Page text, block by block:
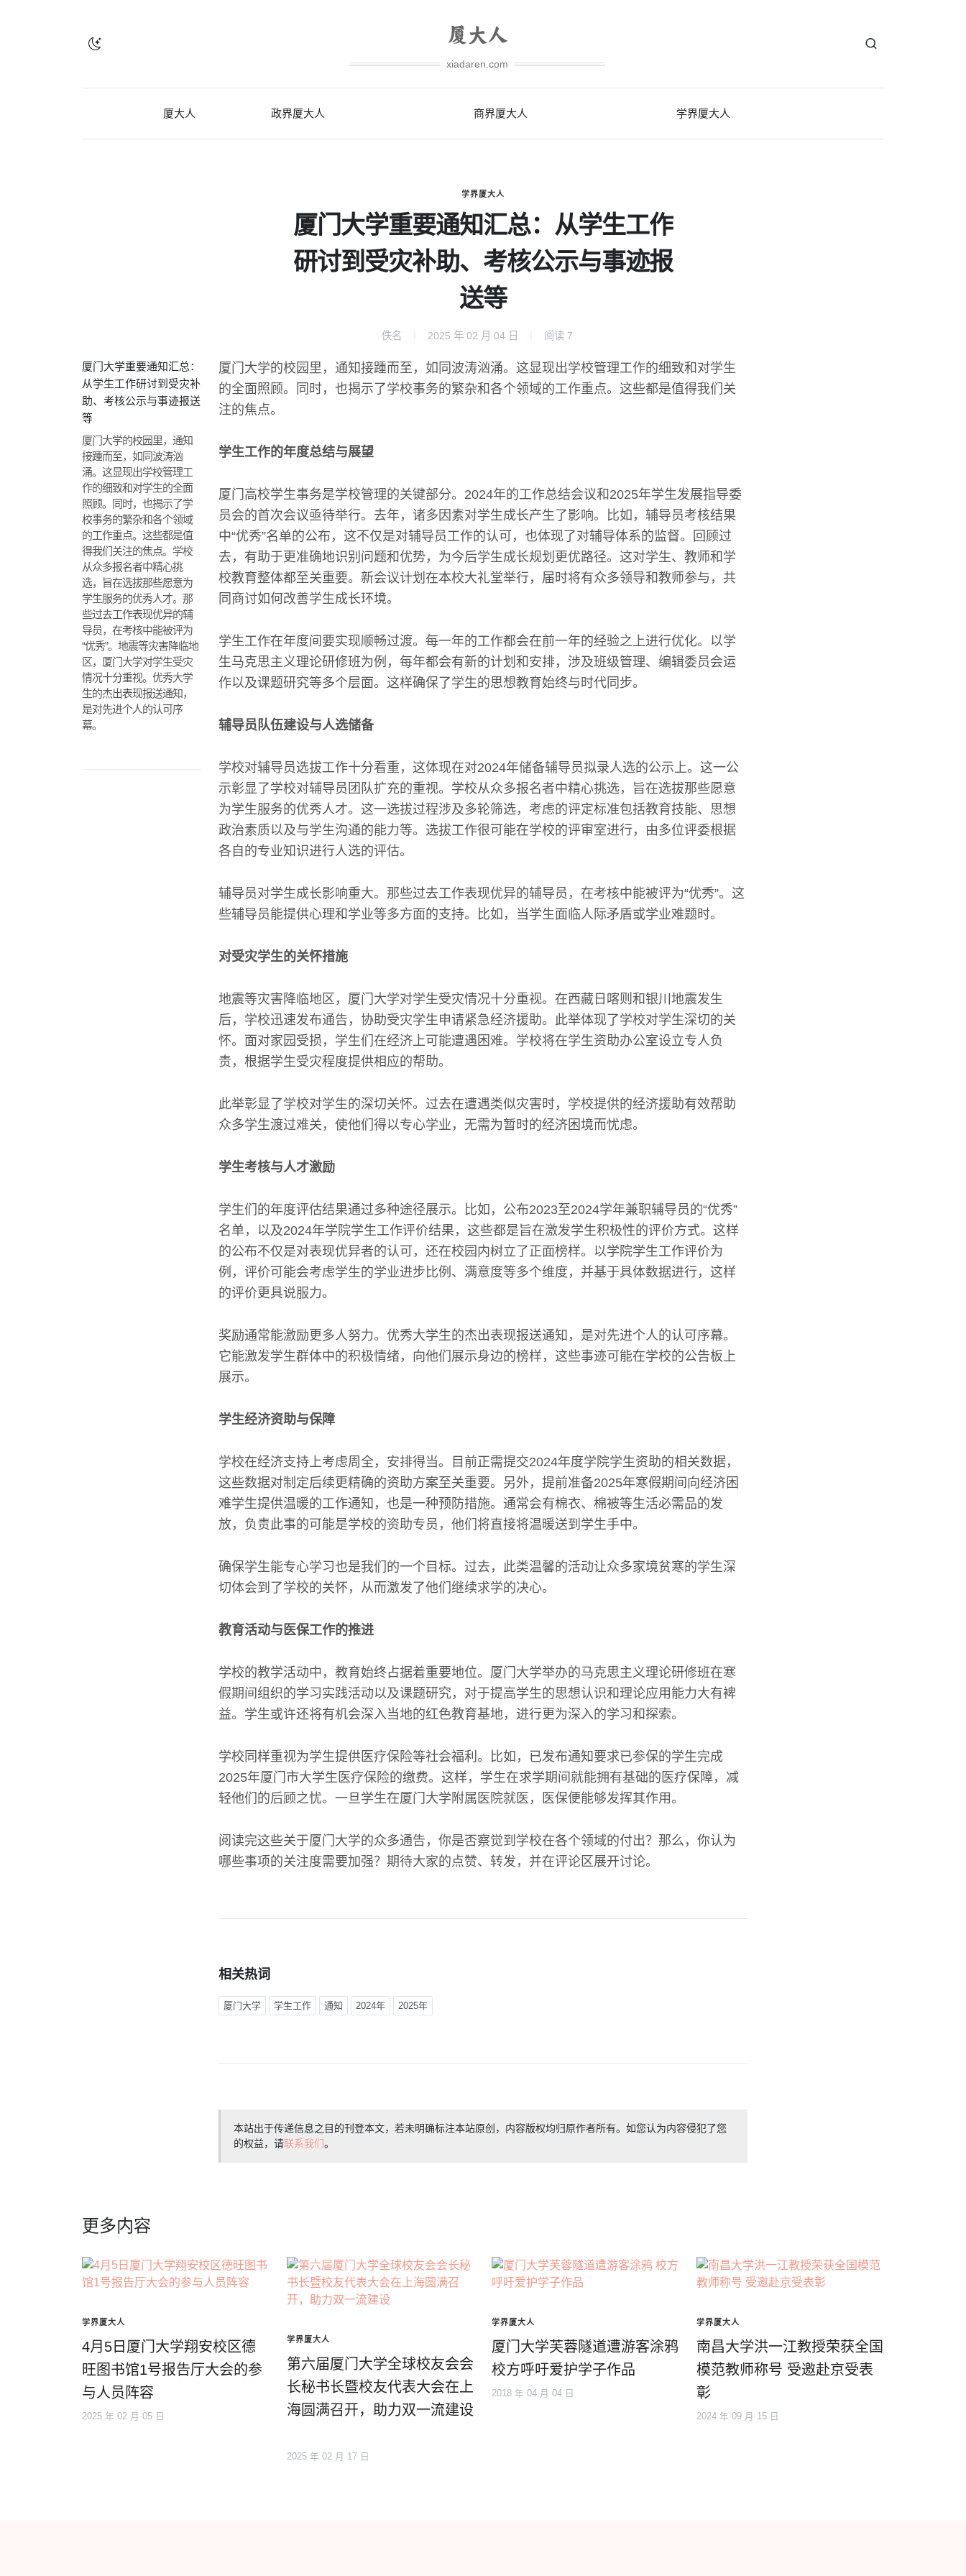
xiadaren.com
厦大人 政界厦大人 商界厦大人 学界厦大人
学界厦大人
厦门大学重要通知汇总：从学生工作
研讨到受灾补助、考核公示与事迹报
送等
佚名 2025 年 02 月 04 日 阅读 7
厦门大学重要通知汇总：
从学生工作研讨到受灾补
助、考核公示与事迹报送
等
厦门大学的校园里，通知
接踵而至，如同波涛汹
涌。这显现出学校管理工
作的细致和对学生的全面
照顾。同时，也揭示了学
校事务的繁杂和各个领域
的工作重点。这些都是值
得我们关注的焦点。学校
从众多报名者中精心挑
选，旨在选拔那些愿意为
学生服务的优秀人才。那
些过去工作表现优异的辅
导员，在考核中能被评为
“优秀”。地震等灾害降临地
区，厦门大学对学生受灾
情况十分重视。优秀大学
生的杰出表现报送通知，
是对先进个人的认可序
幕。
厦门大学的校园里，通知接踵而至，如同波涛汹涌。这显现出学校管理工作的细致和对学生
的全面照顾。同时，也揭示了学校事务的繁杂和各个领域的工作重点。这些都是值得我们关
注的焦点。
学生工作的年度总结与展望
厦门高校学生事务是学校管理的关键部分。2024年的工作总结会议和2025年学生发展指导委
员会的首次会议亟待举行。去年，诸多因素对学生成长产生了影响。比如，辅导员考核结果
中“优秀”名单的公布，这不仅是对辅导员工作的认可，也体现了对辅导体系的监督。回顾过
去，有助于更准确地识别问题和优势，为今后学生成长规划更优路径。这对学生、教师和学
校教育整体都至关重要。新会议计划在本校大礼堂举行，届时将有众多领导和教师参与，共
同商讨如何改善学生成长环境。
学生工作在年度间要实现顺畅过渡。每一年的工作都会在前一年的经验之上进行优化。以学
生马克思主义理论研修班为例，每年都会有新的计划和安排，涉及班级管理、编辑委员会运
作以及课题研究等多个层面。这样确保了学生的思想教育始终与时代同步。
辅导员队伍建设与人选储备
学校对辅导员选拔工作十分看重，这体现在对2024年储备辅导员拟录人选的公示上。这一公
示彰显了学校对辅导员团队扩充的重视。学校从众多报名者中精心挑选，旨在选拔那些愿意
为学生服务的优秀人才。这一选拔过程涉及多轮筛选，考虑的评定标准包括教育技能、思想
政治素质以及与学生沟通的能力等。选拔工作很可能在学校的评审室进行，由多位评委根据
各自的专业知识进行人选的评估。
辅导员对学生成长影响重大。那些过去工作表现优异的辅导员，在考核中能被评为“优秀”。这
些辅导员能提供心理和学业等多方面的支持。比如，当学生面临人际矛盾或学业难题时。
对受灾学生的关怀措施
地震等灾害降临地区，厦门大学对学生受灾情况十分重视。在西藏日喀则和银川地震发生
后，学校迅速发布通告，协助受灾学生申请紧急经济援助。此举体现了学校对学生深切的关
怀。面对家园受损，学生们在经济上可能遭遇困难。学校将在学生资助办公室设立专人负
责，根据学生受灾程度提供相应的帮助。
此举彰显了学校对学生的深切关怀。过去在遭遇类似灾害时，学校提供的经济援助有效帮助
众多学生渡过难关，使他们得以专心学业，无需为暂时的经济困境而忧虑。
学生考核与人才激励
学生们的年度评估结果通过多种途径展示。比如，公布2023至2024学年兼职辅导员的“优秀”
名单，以及2024年学院学生工作评价结果，这些都是旨在激发学生积极性的评价方式。这样
的公布不仅是对表现优异者的认可，还在校园内树立了正面榜样。以学院学生工作评价为
例，评价可能会考虑学生的学业进步比例、满意度等多个维度，并基于具体数据进行，这样
的评价更具说服力。
奖励通常能激励更多人努力。优秀大学生的杰出表现报送通知，是对先进个人的认可序幕。
它能激发学生群体中的积极情绪，向他们展示身边的榜样，这些事迹可能在学校的公告板上
展示。
学生经济资助与保障
学校在经济支持上考虑周全，安排得当。目前正需提交2024年度学院学生资助的相关数据，
这些数据对制定后续更精确的资助方案至关重要。另外，提前准备2025年寒假期间向经济困
难学生提供温暖的工作通知，也是一种预防措施。通常会有棉衣、棉被等生活必需品的发
放，负责此事的可能是学校的资助专员，他们将直接将温暖送到学生手中。
确保学生能专心学习也是我们的一个目标。过去，此类温馨的活动让众多家境贫寒的学生深
切体会到了学校的关怀，从而激发了他们继续求学的决心。
教育活动与医保工作的推进
学校的教学活动中，教育始终占据着重要地位。厦门大学举办的马克思主义理论研修班在寒
假期间组织的学习实践活动以及课题研究，对于提高学生的思想认识和理论应用能力大有裨
益。学生或许还将有机会深入当地的红色教育基地，进行更为深入的学习和探索。
学校同样重视为学生提供医疗保险等社会福利。比如，已发布通知要求已参保的学生完成
2025年厦门市大学生医疗保险的缴费。这样，学生在求学期间就能拥有基础的医疗保障，减
轻他们的后顾之忧。一旦学生在厦门大学附属医院就医，医保便能够发挥其作用。
阅读完这些关于厦门大学的众多通告，你是否察觉到学校在各个领域的付出？那么，你认为
哪些事项的关注度需要加强？期待大家的点赞、转发，并在评论区展开讨论。
相关热词
厦门大学 学生工作 通知 2024年 2025年
本站出于传递信息之目的刊登本文，若未明确标注本站原创，内容版权均归原作者所有。如您认为内容侵犯了您
的权益，请联系我们。
更多内容
学界厦大人
4月5日厦门大学翔安校区德
旺图书馆1号报告厅大会的参
与人员阵容
2025 年 02 月 05 日
学界厦大人
第六届厦门大学全球校友会会
长秘书长暨校友代表大会在上
海圆满召开，助力双一流建设
2025 年 02 月 17 日
学界厦大人
厦门大学芙蓉隧道遭游客涂鸦
校方呼吁爱护学子作品
2018 年 04 月 04 日
学界厦大人
南昌大学洪一江教授荣获全国
模范教师称号 受邀赴京受表
彰
2024 年 09 月 15 日